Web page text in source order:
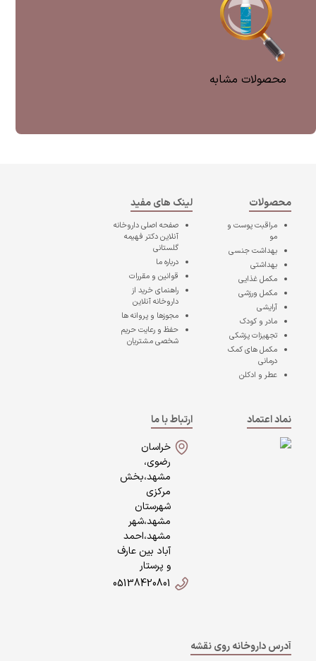
محصولات مشابه
محصولات
مراقبت پوست و
مو
بهداشت جنسی
بهداشتی
مکمل غذایی
مکمل ورزشی
آرایشی
مادر و کودک
تجهیزات پزشکی
مکمل های کمک
درمانی
عطر و ادکلن
لینک های مفید
صفحه اصلیداروخانه
آنلاین دکتر فهیمه
گلستانی
درباره ما
قوانین و مقررات
راهنمای خرید از
داروخانه آنلاین
مجوزها و پروانه ها
حفظ و رعایت حریم
شخصی مشتریان
نماد اعتماد
ارتباط با ما
خراسان
رضوی،
مشهد،بخش
مرکزی
شهرستان
مشهد،شهر
مشهد،احمد
آباد بین عارف
و پرستار
05138420801
آدرس داروخانه روی نقشه